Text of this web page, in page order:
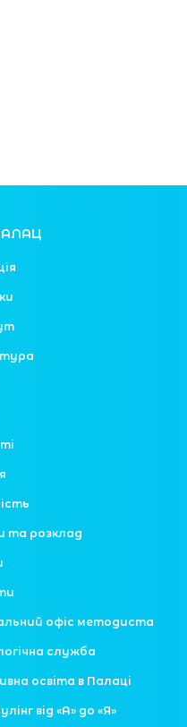
та розклад
офіс методиста
служба
освіта в Палаці
від «А» до «Я»